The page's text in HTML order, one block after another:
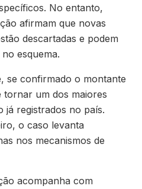
No entanto,
afirmam que novas
descartadas e podem
esquema.
se confirmado o montante
tornar um dos maiores
já registrados no país.
o caso levanta
nos mecanismos de
acompanha com